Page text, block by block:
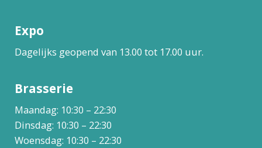
Expo
Dagelijks geopend van 13.00 tot 17.00 uur.
Brasserie
Maandag: 10:30 – 22:30
Dinsdag: 10:30 – 22:30
Woensdag: 10:30 – 22:30